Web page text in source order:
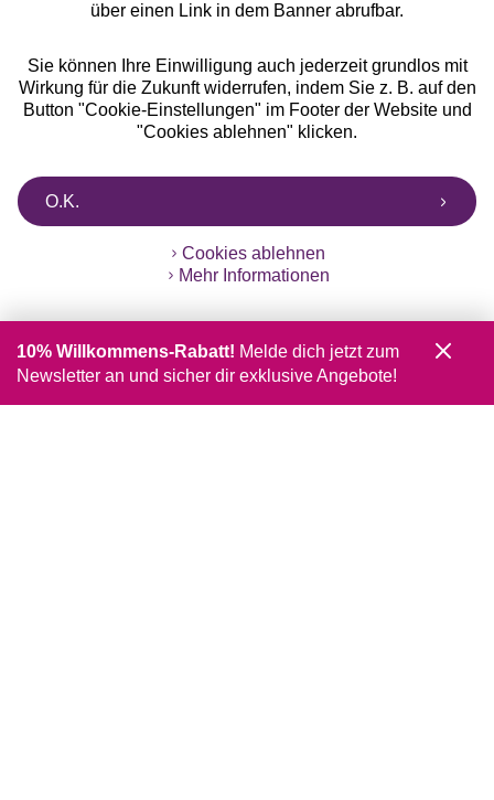
über einen Link in dem Banner abrufbar.
Sie können Ihre Einwilligung auch jederzeit grundlos mit
Wirkung für die Zukunft widerrufen, indem Sie z. B. auf den
Button "Cookie-Einstellungen" im Footer der Website und
"Cookies ablehnen" klicken.
O.K.
Cookies ablehnen
Mehr Informationen
10% Willkommens-Rabatt! Melde dich jetzt zum
Newsletter an und sicher dir exklusive Angebote!